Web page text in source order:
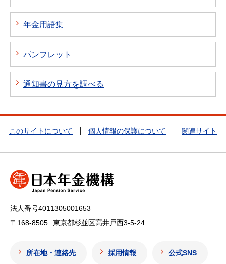
年金用語集
パンフレット
通知書の見方を調べる
このサイトについて 個人情報の保護について 関連サイト
法人番号4011305001653
〒168-8505
東京都杉並区高井戸西3-5-24
所在地・連絡先 採用情報 公式SNS